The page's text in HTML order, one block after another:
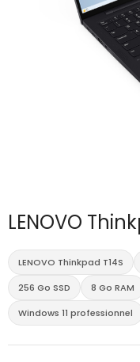
LENOVO
LENOVO Thinkpad T14S
256 Go SSD
8 Go RAM
Windows 11 professionnel